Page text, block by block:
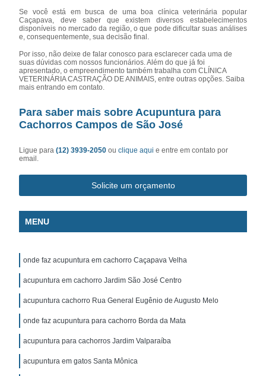
Se você está em busca de uma boa clínica veterinária popular
Caçapava, deve saber que existem diversos estabelecimentos
disponíveis no mercado da região, o que pode dificultar suas análises
e, consequentemente, sua decisão final.
Por isso, não deixe de falar conosco para esclarecer cada uma de
suas dúvidas com nossos funcionários. Além do que já foi
apresentado, o empreendimento também trabalha com CLÍNICA
VETERINÁRIA CASTRAÇÃO DE ANIMAIS, entre outras opções. Saiba
mais entrando em contato.
Para saber mais sobre Acupuntura para
Cachorros Campos de São José
Ligue para(12) 3939-2050ouclique aqui e entre em contato por
email.
Solicite um orçamento
MENU
onde faz acupuntura em cachorro Caçapava Velha
acupuntura em cachorro Jardim São José Centro
acupuntura cachorro Rua General Eugênio de Augusto Melo
onde faz acupuntura para cachorro Borda da Mata
acupuntura para cachorros Jardim Valparaíba
acupuntura em gatos Santa Mônica